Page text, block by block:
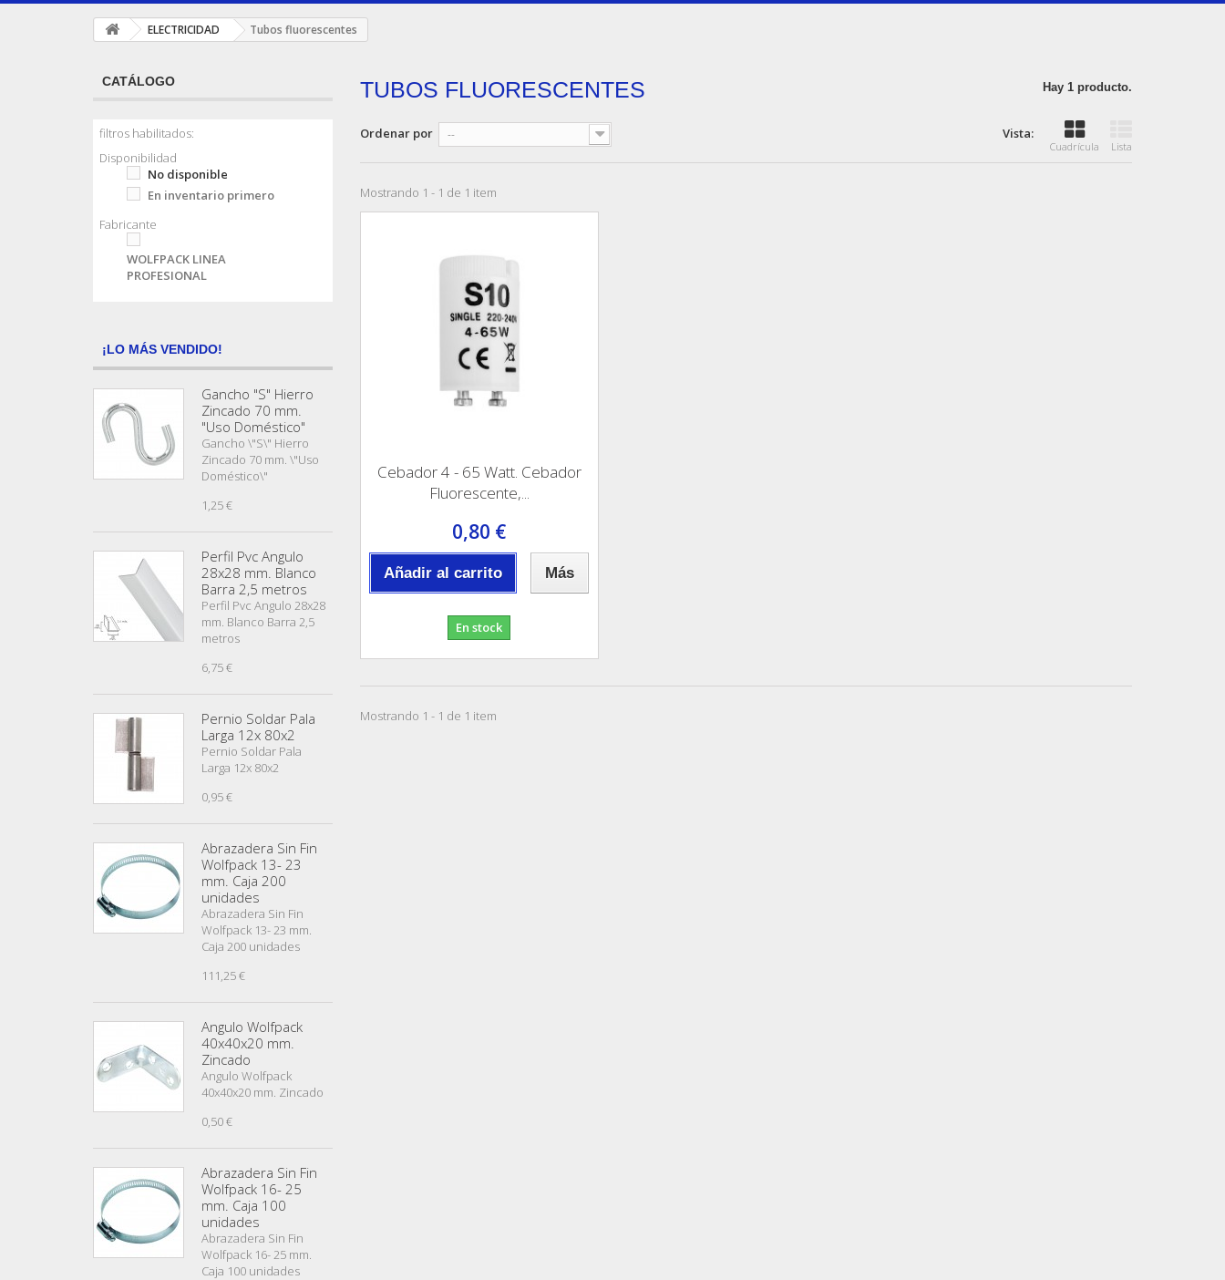
ELECTRICIDAD Tubos fluorescentes
CATÁLOGO
filtros habilitados:
Disponibilidad
No disponible
En inventario primero
Fabricante
WOLFPACK LINEA
PROFESIONAL
¡LO MÁS VENDIDO!
Gancho "S" Hierro
Zincado 70 mm.
"Uso Doméstico"
Gancho \"S\" Hierro
Zincado 70 mm. \"Uso
Doméstico\"
1,25 €
Perfil Pvc Angulo
28x28 mm. Blanco
Barra 2,5 metros
Perfil Pvc Angulo 28x28
mm. Blanco Barra 2,5
metros
6,75 €
Pernio Soldar Pala
Larga 12x 80x2
Pernio Soldar Pala
Larga 12x 80x2
0,95 €
Abrazadera Sin Fin
Wolfpack 13- 23
mm. Caja 200
unidades
Abrazadera Sin Fin
Wolfpack 13- 23 mm.
Caja 200 unidades
111,25 €
Angulo Wolfpack
40x40x20 mm.
Zincado
Angulo Wolfpack
40x40x20 mm. Zincado
0,50 €
Abrazadera Sin Fin
Wolfpack 16- 25
mm. Caja 100
unidades
Abrazadera Sin Fin
Wolfpack 16- 25 mm.
Caja 100 unidades
TUBOS FLUORESCENTES Hay 1 producto.
Vista:
Cuadrícula Lista
Ordenar por --
Mostrando 1 - 1 de 1 item
Cebador 4 - 65 Watt. Cebador
Fluorescente,...
0,80 €
Añadir al carrito Más
En stock
Mostrando 1 - 1 de 1 item